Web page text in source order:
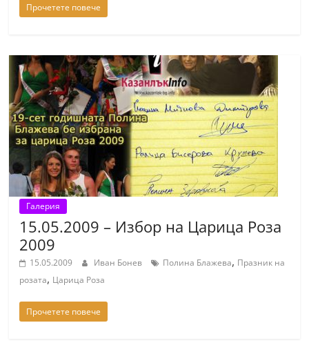
Прочетете повече
Галерия
15.05.2009 – Избор на Царица Роза
2009
15.05.2009 Иван Бонев Полина Блажева, Празник на
розата, Царица Роза
Прочетете повече